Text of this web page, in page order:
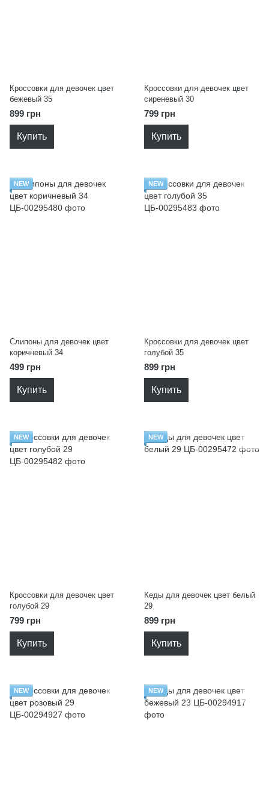
Кроссовки для девочек цвет
бежевый 35
899 грн
Купить
Кроссовки для девочек цвет
сиреневый 30
799 грн
Купить
NEW
Слипоны для девочек цвет
коричневый 34
499 грн
Купить
NEW
Кроссовки для девочек цвет
голубой 35
899 грн
Купить
NEW
Кроссовки для девочек цвет
голубой 29
799 грн
Купить
NEW
Кеды для девочек цвет белый
29
899 грн
Купить
NEW NEW